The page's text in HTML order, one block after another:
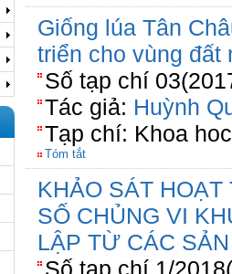
Giống lúa Tân
triển cho vùng đất
Số tạp chí
Tác giả: Huỳnh
Tạp chí: Khoa
Tóm tắt
KHẢO SÁT
SỐ CHỦNG VI
LẬP TỪ CÁC
Số tạp chí 1/